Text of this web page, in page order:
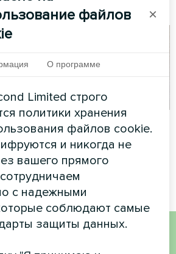
Artic
Коттедж
Сплит-тепловой насос Artic
Home серии Smart
файлов
×
О программе
Limited строго
политики хранения
файлов cookie.
и никогда не
вашего прямого
с надежными
соблюдают самые
защиты данных.